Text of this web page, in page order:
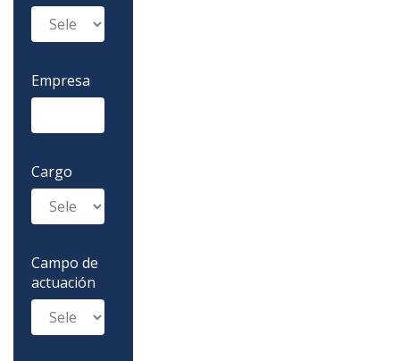
Empresa
Cargo
Campo de
actuación